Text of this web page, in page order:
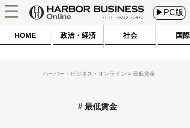
▶PC版
HOME 政治・経済 社会 国際
ハーバー・ビジネス・オンライン 最低賃金
最低賃金